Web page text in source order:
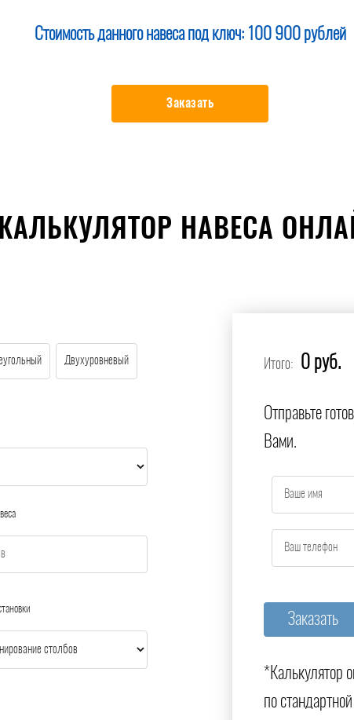
Стоимость данного навеса под ключ: 100 900 рублей
Заказать
КАЛЬКУЛЯТОР НАВЕСА
Двухуровневый Итого: 0 руб.
Отправьте
Вами.
*Калькулятор
по